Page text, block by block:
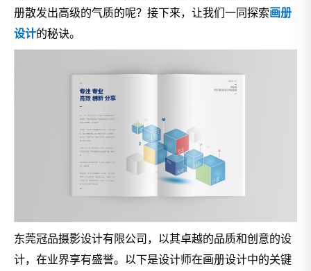
册散发出高级的气质的呢？接下来，让我们一同探索画册
设计的秘诀。
东莞冠品摄影设计有限公司，以其卓越的品质和创意的设
计，在业界享有盛誉。以下是设计师在画册设计中的关键